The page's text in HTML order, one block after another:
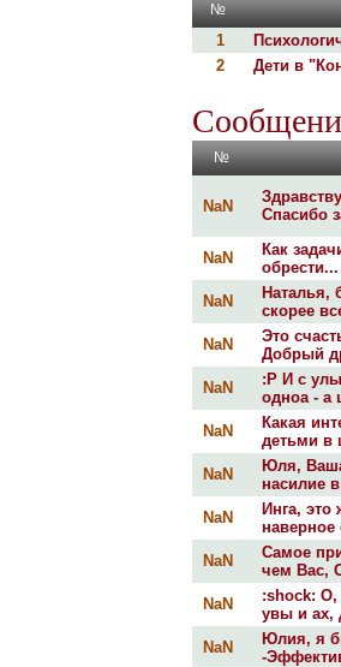
№
1
2
Дети в
№
NaN
Спасибо
NaN
Как
NaN
Наталья,
скорее
NaN
Это
Добрый
NaN
:P И с
одноа - а
NaN
Какая
детьми в
NaN
Юля,
насилие
NaN
Инга, это
наверное
NaN
Самое
чем Вас,
NaN
:shock: О,
увы и ах,
NaN
Юлия, я
-